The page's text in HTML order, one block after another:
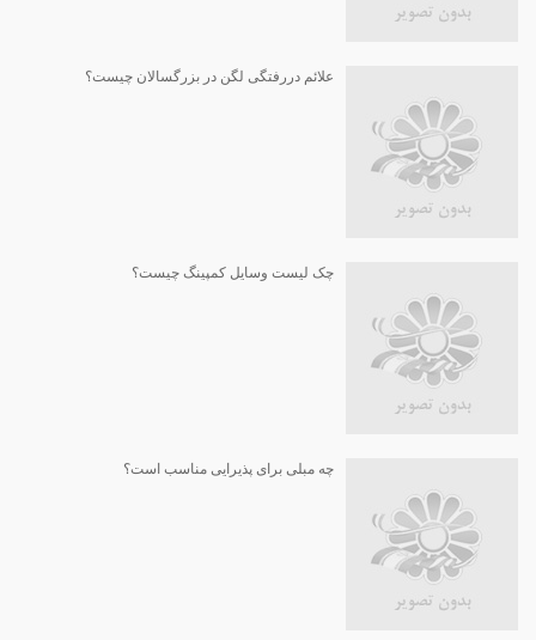
علائم دررفتگی لگن در بزرگسالان چیست؟
چک لیست وسایل کمپینگ چیست؟
چه مبلی برای پذیرایی مناسب است؟